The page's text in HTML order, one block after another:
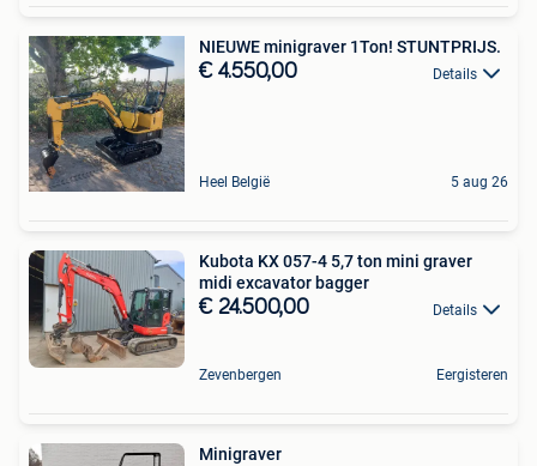
NIEUWE minigraver 1Ton! STUNTPRIJS.
€ 4.550,00 Details
Heel België 5 aug 26
Kubota KX 057-4 5,7 ton mini graver
midi excavator bagger
€ 24.500,00 Details
Zevenbergen Eergisteren
Minigraver